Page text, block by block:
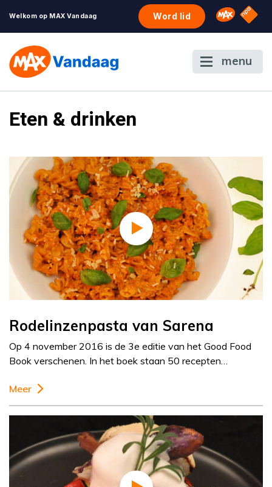
Welkom op MAX Vandaag Word lid Omroep
NPO
menu
Eten & drinken
Rodelinzenpasta van Sarena
Op 4 november 2016 is de 3e editie van het Good Food
Book verschenen. In het boek staan 50 recepten…
Meer